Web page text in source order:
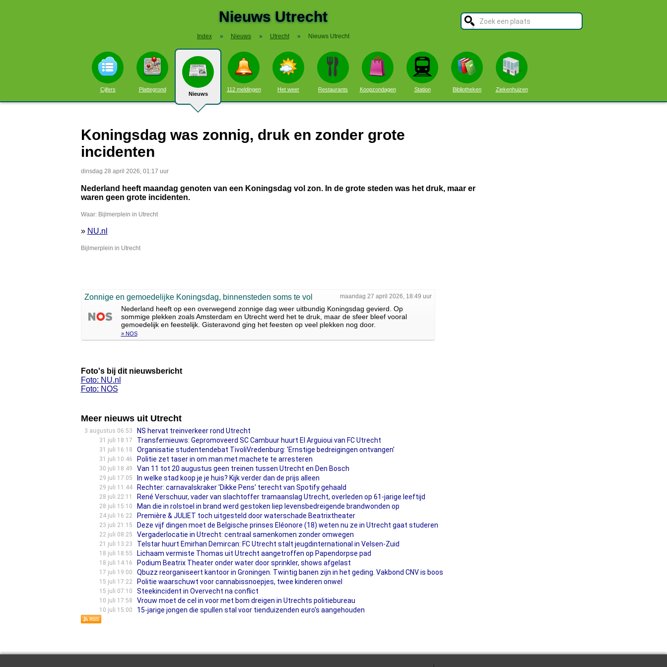
Nieuws Utrecht
Index » Nieuws » Utrecht » Nieuws Utrecht
Cijfers Plattegrond
Nieuws
112 meldingen Het weer Restaurants Koopzondagen Station Bibliotheken Ziekenhuizen
Koningsdag was zonnig, druk en zonder grote
incidenten
dinsdag 28 april 2026, 01:17 uur
Nederland heeft maandag genoten van een Koningsdag vol zon. In de grote steden was het druk, maar er
waren geen grote incidenten.
Waar: Bijlmerplein in Utrecht
» NU.nl
Bijlmerplein in Utrecht
maandag 27 april 2026, 18:49 uur
Zonnige en gemoedelijke Koningsdag, binnensteden soms te vol
Nederland heeft op een overwegend zonnige dag weer uitbundig Koningsdag gevierd. Op
sommige plekken zoals Amsterdam en Utrecht werd het te druk, maar de sfeer bleef vooral
gemoedelijk en feestelijk. Gisteravond ging het feesten op veel plekken nog door.
» NOS
Foto's bij dit nieuwsbericht
Foto: NU.nl
Foto: NOS
Meer nieuws uit Utrecht
3 augustus 06:53 NS hervat treinverkeer rond Utrecht
31 juli 18:17 Transfernieuws: Gepromoveerd SC Cambuur huurt El Arguioui van FC Utrecht
31 juli 16:18 Organisatie studentendebat TivoliVredenburg: 'Ernstige bedreigingen ontvangen'
31 juli 10:46 Politie zet taser in om man met machete te arresteren
30 juli 18:49 Van 11 tot 20 augustus geen treinen tussen Utrecht en Den Bosch
29 juli 17:05 In welke stad koop je je huis? Kijk verder dan de prijs alleen
29 juli 11:44 Rechter: carnavalskraker 'Dikke Pens' terecht van Spotify gehaald
28 juli 22:11 René Verschuur, vader van slachtoffer tramaanslag Utrecht, overleden op 61-jarige leeftijd
28 juli 15:10 Man die in rolstoel in brand werd gestoken liep levensbedreigende brandwonden op
24 juli 16:22 Première & JULIET toch uitgesteld door waterschade Beatrixtheater
23 juli 21:15 Deze vijf dingen moet de Belgische prinses Eléonore (18) weten nu ze in Utrecht gaat studeren
22 juli 08:25 Vergaderlocatie in Utrecht: centraal samenkomen zonder omwegen
21 juli 13:23 Telstar huurt Emirhan Demircan: FC Utrecht stalt jeugdinternational in Velsen-Zuid
18 juli 18:55 Lichaam vermiste Thomas uit Utrecht aangetroffen op Papendorpse pad
18 juli 14:16 Podium Beatrix Theater onder water door sprinkler, shows afgelast
17 juli 19:00 Qbuzz reorganiseert kantoor in Groningen. Twintig banen zijn in het geding. Vakbond CNV is boos
15 juli 17:22 Politie waarschuwt voor cannabissnoepjes, twee kinderen onwel
15 juli 07:10 Steekincident in Overvecht na conflict
10 juli 17:58 Vrouw moet de cel in voor met bom dreigen in Utrechts politiebureau
10 juli 15:00 15-jarige jongen die spullen stal voor tienduizenden euro's aangehouden